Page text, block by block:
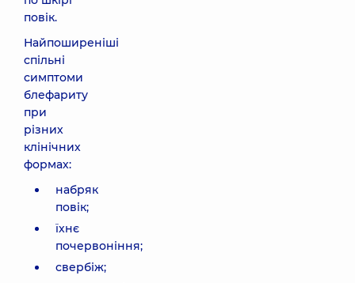
повік.
Найпоширеніші
спільні
симптоми
блефариту
при
різних
клінічних
формах:
набряк
повік;
їхнє
почервоніння;
свербіж;